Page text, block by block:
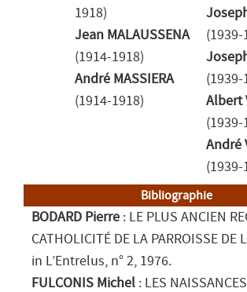
1918)
Jean MALAUSSENA
(1914-1918)
André MASSIERA
(1914-1918)
(1939-
(1939-
Albert
(1939-
André
(1939-
Bibliographie
BODARD Pierre : LE PLUS ANCIEN
CATHOLICITÉ DE LA PARROISSE DE
in L’Entrelus, n° 2, 1976.
FULCONIS Michel : LES